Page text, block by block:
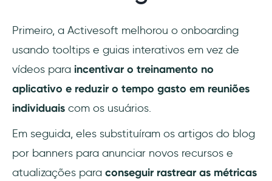
Primeiro, a Activesoft melhorou o onboarding
usando tooltips e guias interativos em vez de
vídeos para incentivar o treinamento no
aplicativo e reduzir o tempo gasto em reuniões
individuais com os usuários.
Em seguida, eles substituíram os artigos do blog
por banners para anunciar novos recursos e
atualizações para conseguir rastrear as métricas